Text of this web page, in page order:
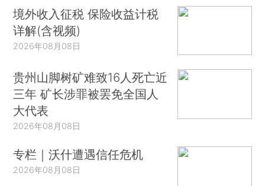
境外收入征税 保险收益计税
详解(含视频)
2026年08月08日
贵州山脚树矿难致16人死亡近
三年 矿长涉罪被罢免全国人
大代表
2026年08月08日
专栏｜沃什遭遇信任危机
2026年08月08日